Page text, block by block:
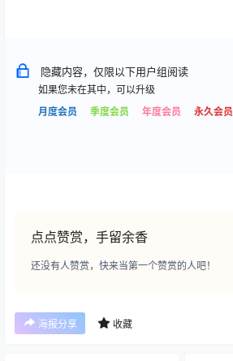
隐藏内容，仅限以下用户组阅读
如果您未在其中，可以升级
月度会员
季度会员 年度会员 永久会员
点点赞赏，手留余香
还没有人赞赏，快来当第一个赞赏的人吧！
海报分享 收藏